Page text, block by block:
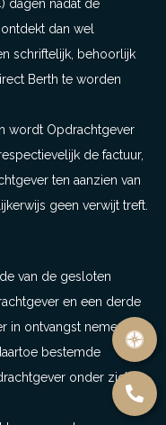
dagen nadat de
dan wel
schriftelijk, behoorlijk
Berth te worden
wordt Opdrachtgever
de factuur,
ten aanzien van
geen verwijt treft.
van de gesloten
en een derde
in ontvangst nemen.
bestemde
onder zich